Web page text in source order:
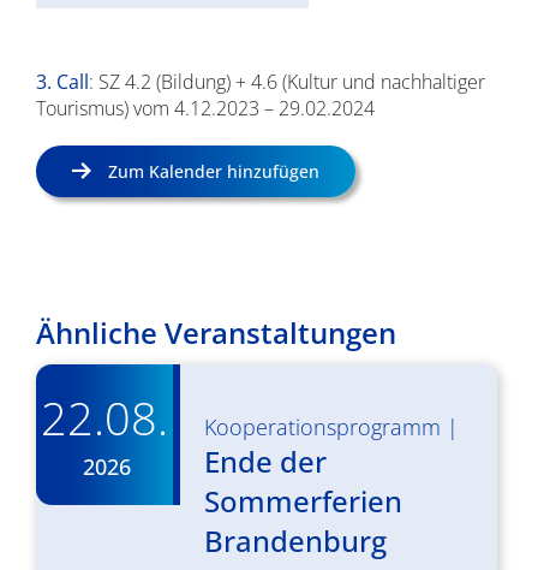
3. Call: SZ 4.2 (Bildung) + 4.6 (Kultur und nachhaltiger
Tourismus) vom 4.12.2023 – 29.02.2024
Zum Kalender hinzufügen
Ähnliche Veranstaltungen
22.08.
2026
Kooperationsprogramm |
Ende der
Sommerferien
Brandenburg